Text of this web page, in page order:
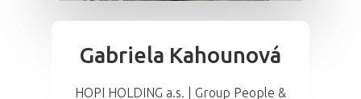
Gabriela Kahounová
HOPI HOLDING a.s. | Group People &